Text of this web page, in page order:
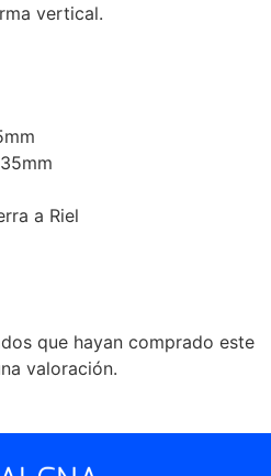
vertical.
a Riel
que hayan comprado este
valoración.